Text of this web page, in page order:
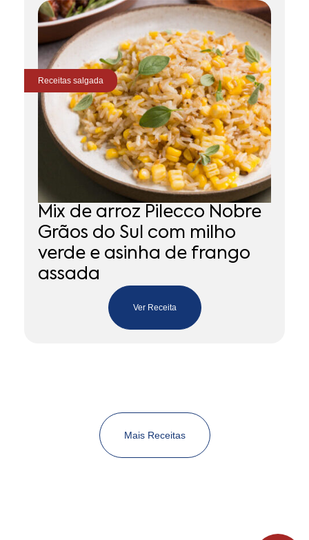
Receitas salgada
Mix de arroz Pilecco Nobre
Grãos do Sul com milho
verde e asinha de frango
assada
Ver Receita
Mais Receitas